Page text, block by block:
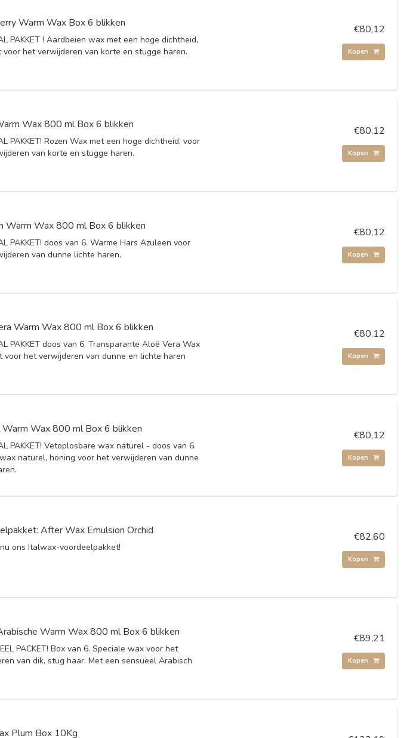
Warm Wax Box 6 blikken
PAKKET ! Aardbeien wax met een hoge dichtheid,
voor het verwijderen van korte en stugge haren.
€80,12
Kopen
Wax 800 ml Box 6 blikken
PAKKET! Rozen Wax met een hoge dichtheid, voor
van korte en stugge haren.
€80,12
Kopen
Warm Wax 800 ml Box 6 blikken
PAKKET! doos van 6. Warme Hars Azuleen voor
van dunne lichte haren.
€80,12
Kopen
Warm Wax 800 ml Box 6 blikken
PAKKET doos van 6. Transparante Aloë Vera Wax
voor het verwijderen van dunne en lichte haren
€80,12
Kopen
Warm Wax 800 ml Box 6 blikken
PAKKET! Vetoplosbare wax naturel - doos van 6.
naturel, honing voor het verwijderen van dunne
€80,12
Kopen
After Wax Emulsion Orchid
ons Italwax-voordeelpakket!
€82,60
Kopen
Warm Wax 800 ml Box 6 blikken
PACKET! Box van 6. Speciale wax voor het
van dik, stug haar. Met een sensueel Arabisch
€89,21
Kopen
Plum Box 10Kg